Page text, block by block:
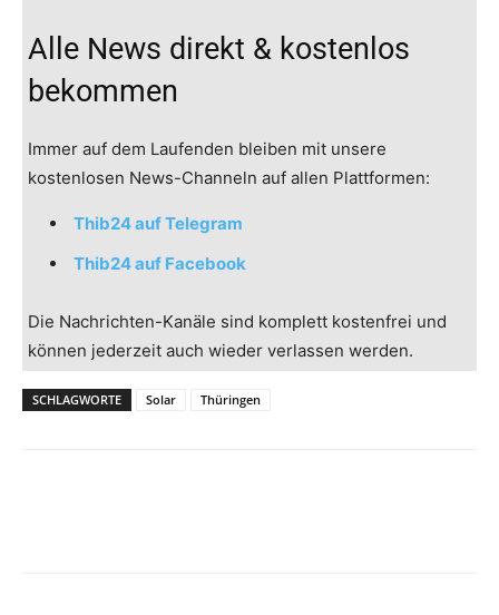
Alle News direkt & kostenlos
bekommen
Immer auf dem Laufenden bleiben mit unsere
kostenlosen News-Channeln auf allen Plattformen:
Thib24 auf Telegram
Thib24 auf Facebook
Die Nachrichten-Kanäle sind komplett kostenfrei und
können jederzeit auch wieder verlassen werden.
SCHLAGWORTE Solar Thüringen